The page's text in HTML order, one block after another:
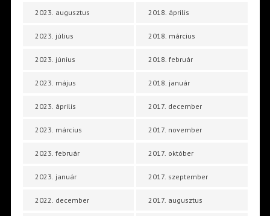
2023. augusztus
2023. július
2023. június
2023. május
2023. április
2023. március
2023. február
2023. január
2022. december
2018. április
2018. március
2018. február
2018. január
2017. december
2017. november
2017. október
2017. szeptember
2017. augusztus